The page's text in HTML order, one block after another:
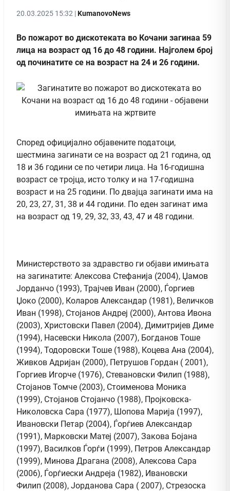
20.03.2025 15:32 |KumanovoNews
Во пожарот во дискотеката во Кочани загинаа 59
лица на возраст од 16 до 48 години. Најголем број
од починатите се на возраст на 24 и 26 години.
Според официјално објавените податоци,
шестмина загинати се на возраст од 21 година, од
18 и 36 години се по четири лица. На 16-годишна
возраст се тројца, исто толку и на 17-годишна
возраст и на 25 години. По двајца загинати има на
20, 23, 27, 31, 38 и 44 години. По еден загинат има
на возраст од 19, 29, 32, 33, 43, 47 и 48 години.
Министерството за здравство ги објави имињата
на загинатите: Алексова Стефанија (2004), Џамов
Јорданчо (1993), Трајчев Иван (2000), Ѓоргиев
Џоко (2000), Коларов Александар (1981), Величков
Иван (1998), Стојанов Андреј (2000), Aнтова Ивона
(2003), Христовски Павел (2004), Димитријев Диме
(1994), Насевски Никола (2007), Богданов Тоше
(1994), Тодоровски Тоше (1988), Коцева Ана (2004),
Живков Адријан (2000), Петрушов Гордан ( 2001),
Горгиев Игорче (1976), Стевановски Филип (1988),
Стојанов Томче (2003), Стоименова Моника
(1999), Стојанов Стојанчо (1988), Пројковска-
Николовска Сара (1977), Шопова Марија (1997),
Ивановски Петар (2004), Ѓорѓиев Александар
(1991), Марковски Матеј (2007), Закова Бојана
(1997), Василков Ѓорѓи (1999), Петров Александар
(1999), Минова Драгана (2008), Алексова Сара
(2006), Ѓорѓиески Андреја (1982), Ивановски
Филип (2008), Јорданова Сара ( 2007), Стрезоска